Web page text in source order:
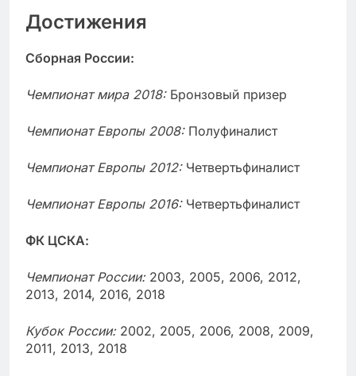
Достижения
Сборная России:
Чемпионат мира 2018:Бронзовый призер
Чемпионат Европы 2008:Полуфиналист
Чемпионат Европы 2012:Четвертьфиналист
Чемпионат Европы 2016:Четвертьфиналист
ФК ЦСКА:
Чемпионат России:2003, 2005, 2006, 2012,
2013, 2014, 2016, 2018
Кубок России:2002, 2005, 2006, 2008, 2009,
2011, 2013, 2018